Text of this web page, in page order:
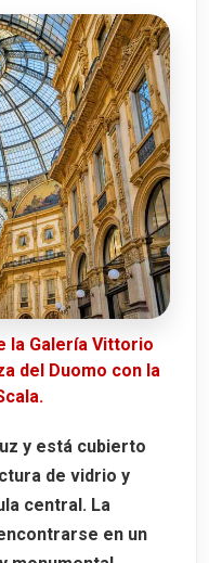
la Galería Vittorio
del Duomo con la
y está cubierto
de vidrio y
central. La
en un